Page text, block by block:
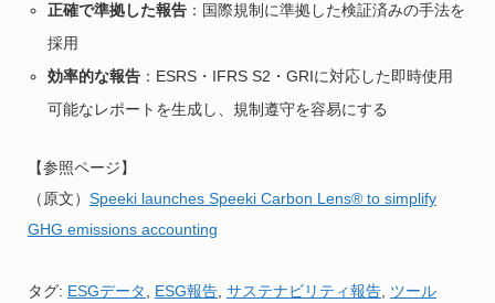
正確で準拠した報告 ：国際規制に準拠した検証済みの手法を
採用
効率的な報告 ：ESRS・IFRS S2・GRIに対応した即時使用
可能なレポートを生成し、規制遵守を容易にする
【参照ページ】
（原文） Speeki launches Speeki Carbon Lens® to simplify
GHG emissions accounting
タグ: ESGデータ ESG報告, サステナビリティ報告, ツール